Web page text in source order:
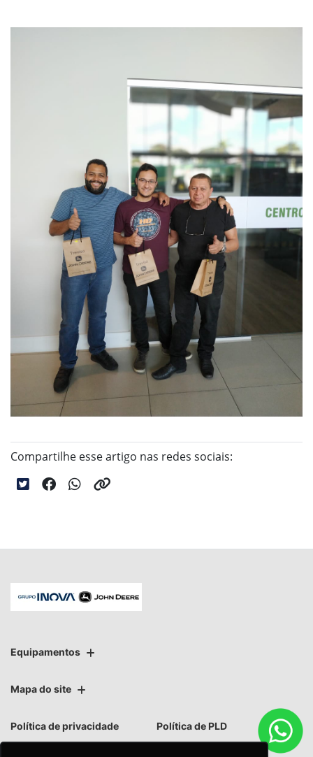
Compartilhe esse artigo nas redes sociais:
Equipamentos
Mapa do site
Política de privacidade Política de PLD